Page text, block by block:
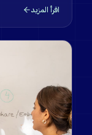
اقرأ المزيد